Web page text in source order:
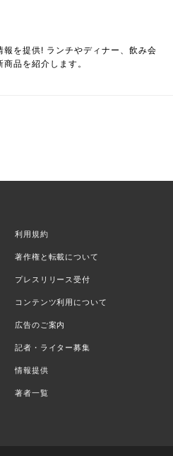
報を提供! ランチやディナー、飲み会
品を紹介します。
利用規約
著作権と転載について
プレスリリース受付
コンテンツ利用について
広告のご案内
記者・ライター募集
情報提供
著者一覧